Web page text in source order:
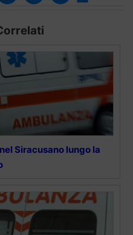
Siracusano lungo la